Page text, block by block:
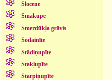
Slocene
Smakupe
Smerdūkļa grāvis
Sodainīte
Stādiņupīte
Stakļupīte
Starpiņupīte